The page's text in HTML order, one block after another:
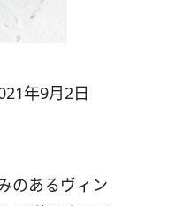
年9月2日
のあるヴィン